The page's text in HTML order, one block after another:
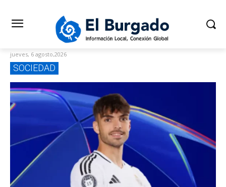
jueves, 6 agosto,2026
SOCIEDAD